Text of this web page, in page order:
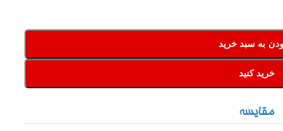
به سبد خرید
خرید کنید
مقایسه